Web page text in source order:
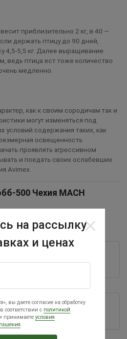
приблизительно 2 кг, в 40 —
держать птицу до 90 дней,
4,5-5,5 кг. Далее выращивание
ведь птица ест тоже количество
медленно.
как к своим сородичам так и
могут изменяться под
условий содержания таких, как
освещенность
проявлять агрессивном
и поедать своих ослабевших
Avimex.
500 Чехия MACH
на рассылку
и ценах
вы даете согласие на обработку
соответствии с политикой
принимаете условия
.